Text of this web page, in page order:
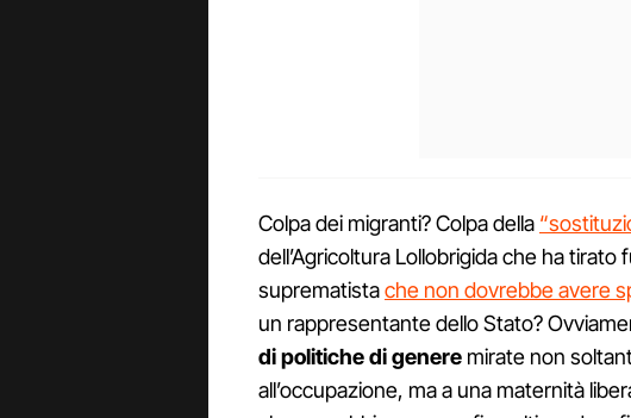
Colpa dei migranti? Colpa della
dell’Agricoltura Lollobrigida che ha tirato
suprematistache non dovrebbe avere
un rappresentante dello Stato?
di politiche di genere mirate non
all’occupazione, ma a una maternità